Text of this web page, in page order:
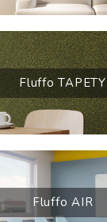
Fluffo TAPETY
Fluffo AIR